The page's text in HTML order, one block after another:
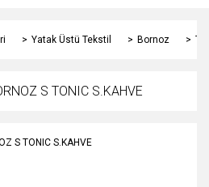
Yatak Üstü Tekstil Bornoz
S TONIC S.KAHVE